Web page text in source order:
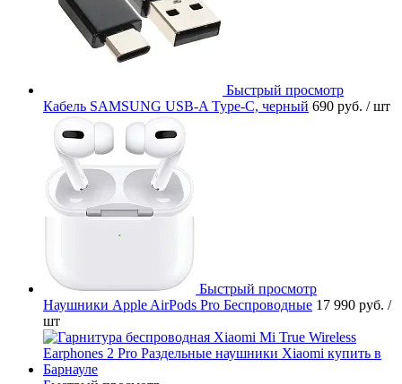
Быстрый просмотр
Кабель SAMSUNG USB-A Type-C, черный 690 руб. / шт
Быстрый просмотр
Наушники Apple AirPods Pro Беспроводные 17 990 руб. /
шт